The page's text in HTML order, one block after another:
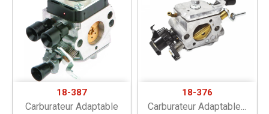
18-387
Carburateur Adaptable
18-376
Carburateur Adaptable...